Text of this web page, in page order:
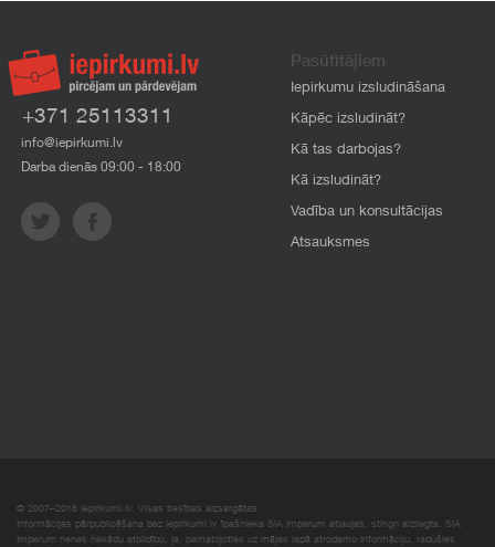
+371 25113311
info@iepirkumi.lv
Darba dienās 09:00 - 18:00
Pasūtītājiem
Iepirkumu izsludināšana
Kāpēc izsludināt?
Kā tas darbojas?
Kā izsludināt?
Vadība un konsultācijas
Atsauksmes
© 2007–2018 Iepirkumi.lv. Visas tiesības aizsargātas.
Informācijas pārpublicēšana bez iepirkumi.lv īpašnieka SIA Imperum atļaujas, stingri aizliegta. SIA
Imperum nenes nekādu atbildību, ja, pamatojoties uz mājas lapā atrodamo informāciju, radušies